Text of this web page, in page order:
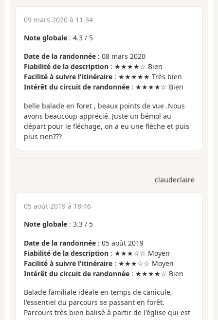
09 mars 2020 à 11:34
Note globale : 4.3 / 5
Date de la randonnée : 08 mars 2020
Fiabilité de la description : ★★★★☆ Bien
Facilité à suivre l'itinéraire : ★★★★★ Très bien
Intérêt du circuit de randonnée : ★★★★☆ Bien
belle balade en foret , beaux points de vue .Nous
avons beaucoup apprécié. Juste un bémol au
départ pour le fléchage, on a eu une flèche et puis
plus rien???
claudeclaire
05 août 2019 à 18:46
Note globale : 3.3 / 5
Date de la randonnée : 05 août 2019
Fiabilité de la description : ★★★☆☆ Moyen
Facilité à suivre l'itinéraire : ★★★☆☆ Moyen
Intérêt du circuit de randonnée : ★★★★☆ Bien
Balade familiale idéale en temps de canicule,
l'essentiel du parcours se passant en forêt.
Parcours très bien balisé à partir de l'église qui est